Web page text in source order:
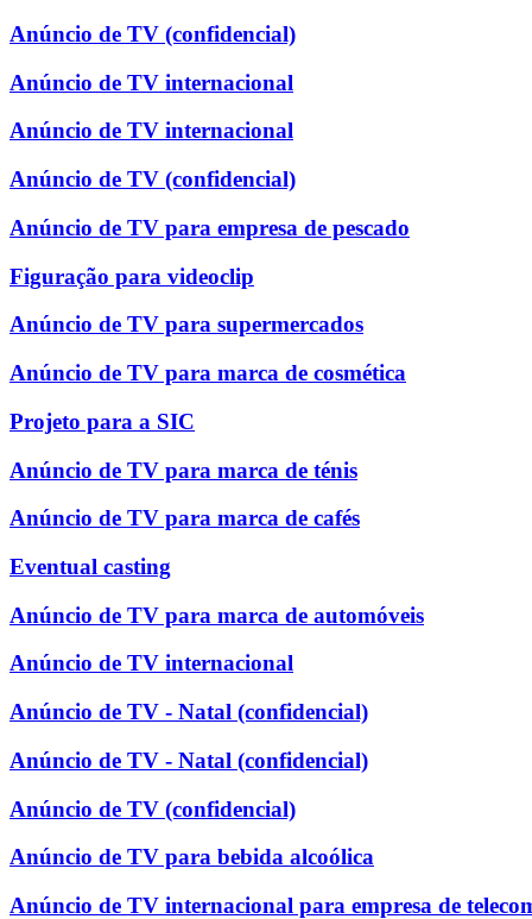
Anúncio de TV (confidencial)
Anúncio de TV internacional
Anúncio de TV internacional
Anúncio de TV (confidencial)
Anúncio de TV para empresa de pescado
Figuração para videoclip
Anúncio de TV para supermercados
Anúncio de TV para marca de cosmética
Projeto para a SIC
Anúncio de TV para marca de ténis
Anúncio de TV para marca de cafés
Eventual casting
Anúncio de TV para marca de automóveis
Anúncio de TV internacional
Anúncio de TV - Natal (confidencial)
Anúncio de TV - Natal (confidencial)
Anúncio de TV (confidencial)
Anúncio de TV para bebida alcoólica
Anúncio de TV internacional para empresa de